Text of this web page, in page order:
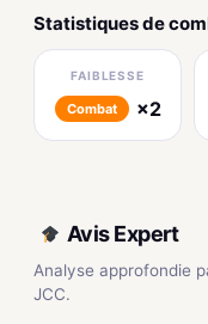
Statistiques de
FAIBLESSE
Combat ×2
Avis Expert
Analyse approfondie
JCC.